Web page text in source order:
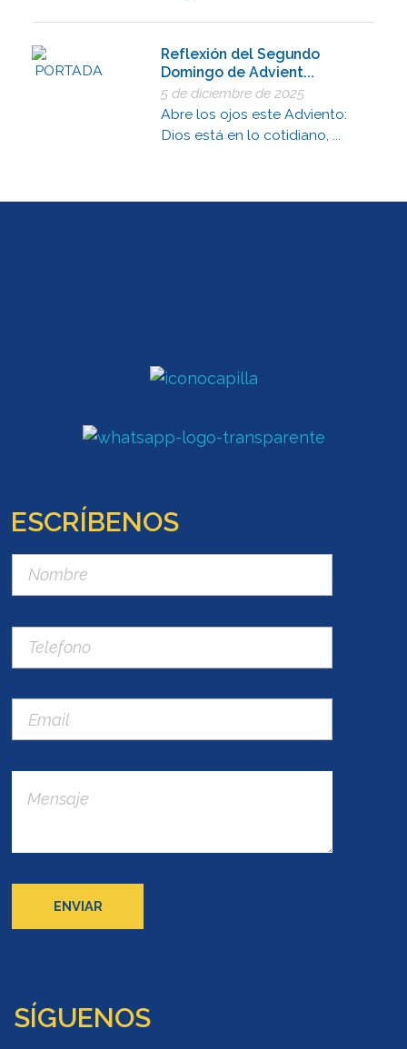
Reflexión del Segundo
Domingo de Advient...
5 de diciembre de 2025
Abre los ojos este Adviento:
Dios está en lo cotidiano, ...
ESCRÍBENOS
SÍGUENOS